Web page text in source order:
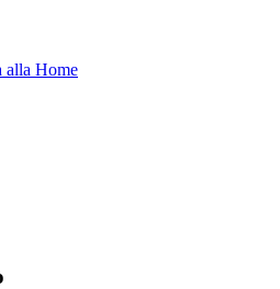
alla Home